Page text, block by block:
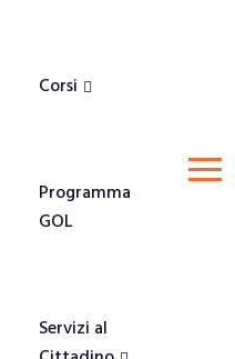
Corsi
Programma
GOL
Servizi al